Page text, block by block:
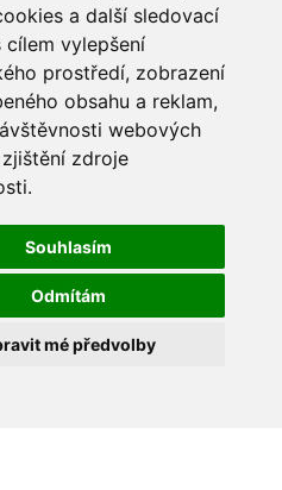
a další sledovací
cílem vylepšení
prostředí, zobrazení
obsahu a reklam,
webových
zdroje
Souhlasím
Odmítám
mé předvolby